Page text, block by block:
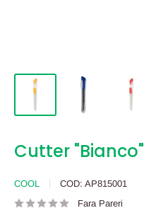
Cutter "Bianco"
COOL COD: AP815001
Fara Pareri